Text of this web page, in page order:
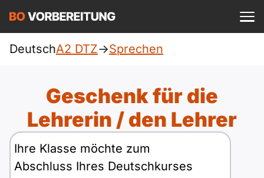
DTZ
Allgemein
Beruf
telc
Deutsch
Englisch
Türkisch
A1 Allgemein
A1 DTZ
A2 Allgemein
Einloggen ist kostenlos?
DeutschA2 DTZ->Sprechen
Geschenk für die
Lehrerin / den Lehrer
Ihre Klasse möchte zum
Abschluss Ihres Deutschkurses